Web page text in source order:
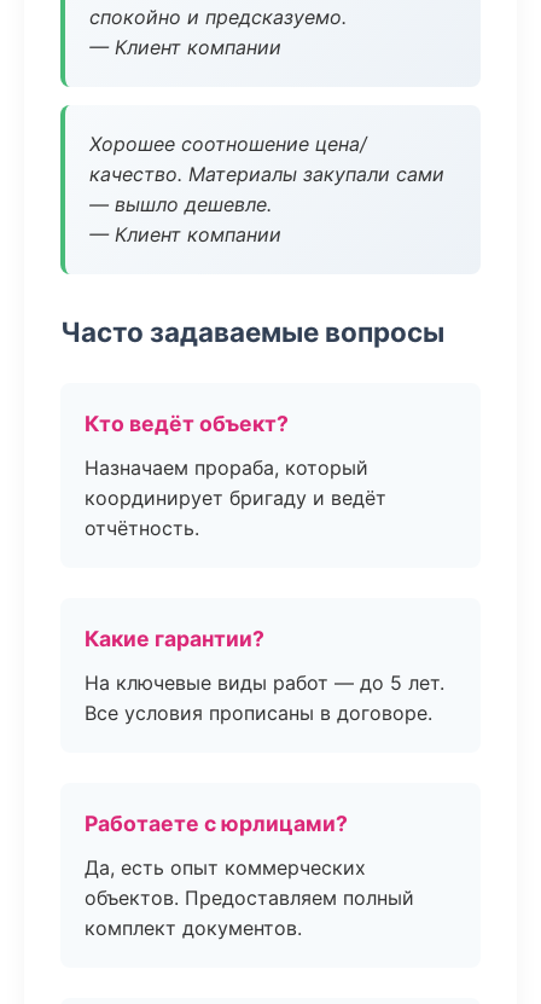
спокойно и предсказуемо.
— Клиент компании
Хорошее соотношение цена/
качество. Материалы закупали сами
— вышло дешевле.
— Клиент компании
Часто задаваемые вопросы
Кто ведёт объект?
Назначаем прораба, который
координирует бригаду и ведёт
отчётность.
Какие гарантии?
На ключевые виды работ — до 5 лет.
Все условия прописаны в договоре.
Работаете с юрлицами?
Да, есть опыт коммерческих
объектов. Предоставляем полный
комплект документов.